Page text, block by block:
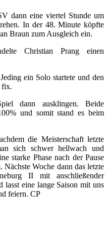
dann eine viertel Stunde um
In der 48. Minute köpfte
Braun zum Ausgleich ein.
Christian Prang einen
ein Solo startete und den
fix.
dann ausklingen. Beide
und somit stand es beim
die Meisterschaft letzte
sich schwer hellwach und
starke Phase nach der Pause
Nächste Woche dann das letzte
II mit anschließender
lasst eine lange Saison mit uns
feiern. CP